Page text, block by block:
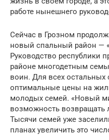
работе нынешнего
Сейчас в Грозном
новый спальный район —
Руководство республики
районе многодетным
воин. Для всех остальных
оптимальные цены на
молодых семей. «Новый
возможность возвращать
Тысячи семей уже
планах увеличить это